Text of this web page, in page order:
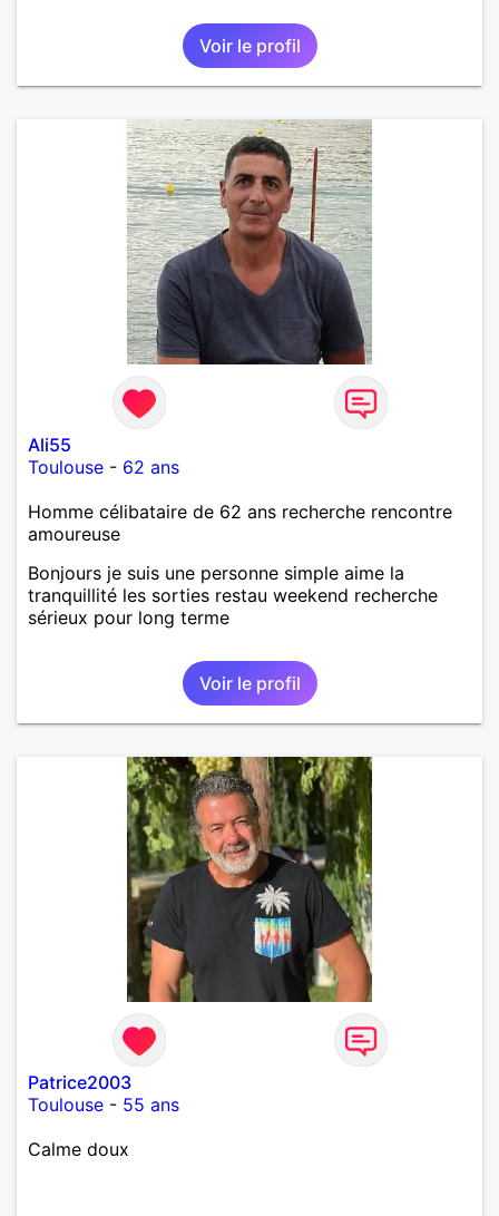
Voir le profil
Ali55
Toulouse - 62 ans
Homme célibataire de 62 ans recherche rencontre
amoureuse
Bonjours je suis une personne simple aime la
tranquillité les sorties restau weekend recherche
sérieux pour long terme
Voir le profil
Patrice2003
Toulouse - 55 ans
Calme doux